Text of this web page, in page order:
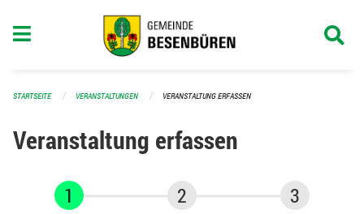
STARTSEITE VERANSTALTUNGEN VERANSTALTUNG ERFASSEN
Veranstaltung erfassen